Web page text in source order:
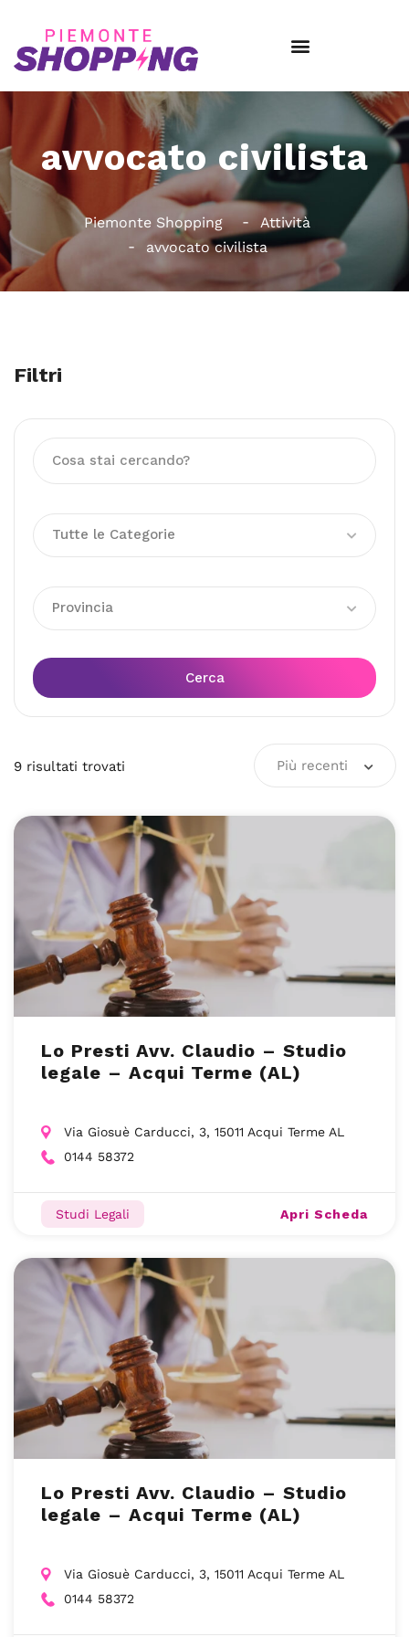
avvocato civilista
Piemonte Shopping
Attività
avvocato civilista
Filtri
Tutte le Categorie
Provincia
Cerca
9 risultati trovati Più recenti
Lo Presti Avv. Claudio – Studio
legale – Acqui Terme (AL)
Via Giosuè Carducci, 3, 15011 Acqui Terme AL
0144 58372
Studi Legali Apri Scheda
Lo Presti Avv. Claudio – Studio
legale – Acqui Terme (AL)
Via Giosuè Carducci, 3, 15011 Acqui Terme AL
0144 58372